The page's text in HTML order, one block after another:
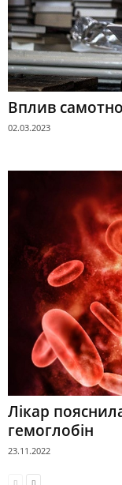
Вплив
02.03.2023
Лікар
гемоглобін
23.11.2022